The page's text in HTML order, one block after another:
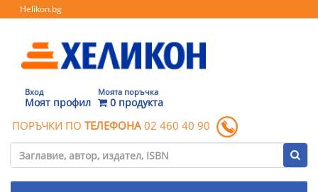
Helikon.bg
Вход
Моят профил
Моята поръчка
0 продукта
ПОРЪЧКИ ПО ТЕЛЕФОНА 02 460 40 90